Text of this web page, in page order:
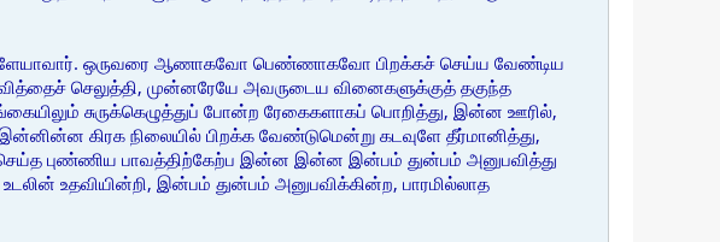
ஒருவரை ஆணாகவோ பெண்ணாகவோ பிறக்கச் செய்ய வேண்டிய
செலுத்தி, முன்னரேயே அவருடைய வினைகளுக்குத் தகுந்த
சுருக்கெழுத்துப் போன்ற ரேகைகளாகப் பொறித்து, இன்ன ஊரில்,
கிரக நிலையில் பிறக்க வேண்டுமென்று கடவுளே தீர்மானித்து,
புண்ணிய பாவத்திற்கேற்ப இன்ன இன்ன இன்பம் துன்பம் அனுபவித்து
உதவியின்றி, இன்பம் துன்பம் அனுபவிக்கின்ற, பாரமில்லாத